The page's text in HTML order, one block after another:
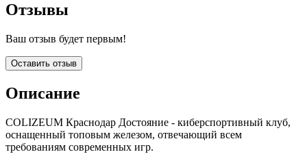
Отзывы
Ваш отзыв будет первым!
Оставить отзыв
Описание
COLIZEUM Краснодар Достояние - киберспортивный клуб,
оснащенный топовым железом, отвечающий всем
требованиям современных игр.